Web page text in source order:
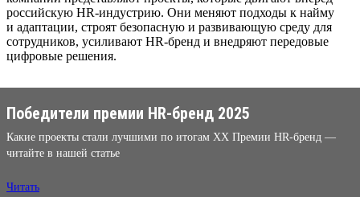
российскую HR-индустрию. Они меняют подходы к найму
и адаптации, строят безопасную и развивающую среду для
сотрудников, усиливают HR-бренд и внедряют передовые
цифровые решения.
Победители премии HR-бренд 2025
Какие проекты стали лучшими по итогам XX Премии HR-бренд —
читайте в нашей статье
Читать